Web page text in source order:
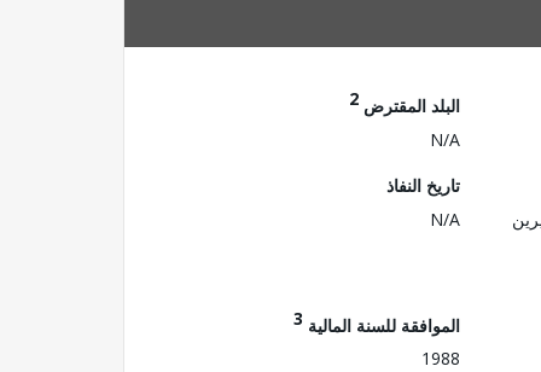
البلد المقترض 2
N/A
تاريخ النفاذ
N/A
الموافقة للسنة المالية 3
1988